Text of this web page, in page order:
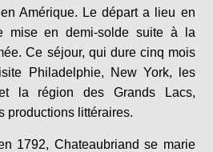
Amérique. Le départ a lieu en
mise en demi-solde suite à la
Ce séjour, qui dure cinq mois
Philadelphie, New York, les
la région des Grands Lacs,
productions littéraires.
1792, Chateaubriand se marie